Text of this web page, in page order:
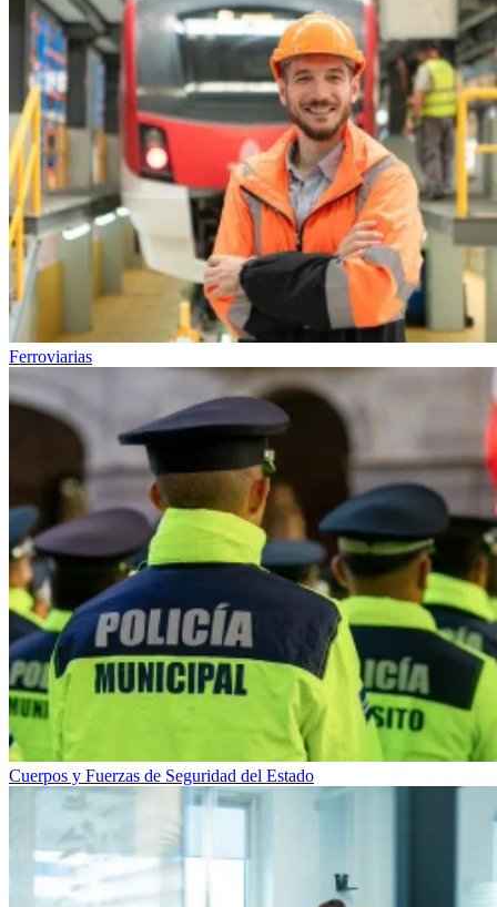
Ferroviarias
Cuerpos y Fuerzas de Seguridad del Estado